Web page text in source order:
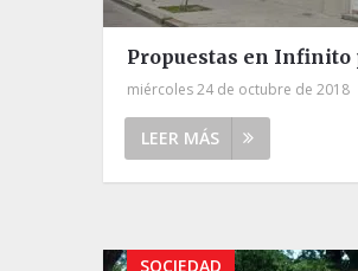
Propuestas en Infinito
miércoles 24 de octubre de 2018
LEER MÁS
SOCIEDAD